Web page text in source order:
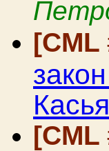
[CML
[CML